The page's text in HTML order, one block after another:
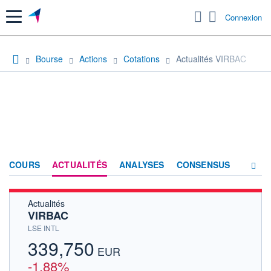
Menu Connexion
Bourse Actions Cotations Actualités VIRBAC
COURS ACTUALITÉS ANALYSES CONSENSUS
Actualités
VIRBAC
LSE INTL
339,750 EUR
-1,88%